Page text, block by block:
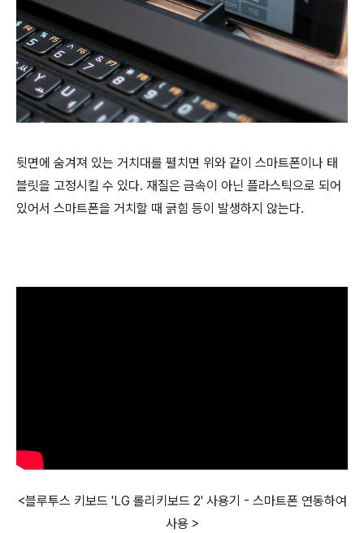
뒷면에 숨겨져 있는 거치대를 펼치면 위와 같이 스마트폰이나 태
블릿을 고정시킬 수 있다. 재질은 금속이 아닌 플라스틱으로 되어
있어서 스마트폰을 거치할 때 긁힘 등이 발생하지 않는다.
<블루투스 키보드 'LG 롤리키보드 2' 사용기 - 스마트폰 연동하여
사용 >